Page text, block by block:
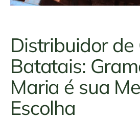
Distribuidor de
Batatais:
Maria é sua
Escolha